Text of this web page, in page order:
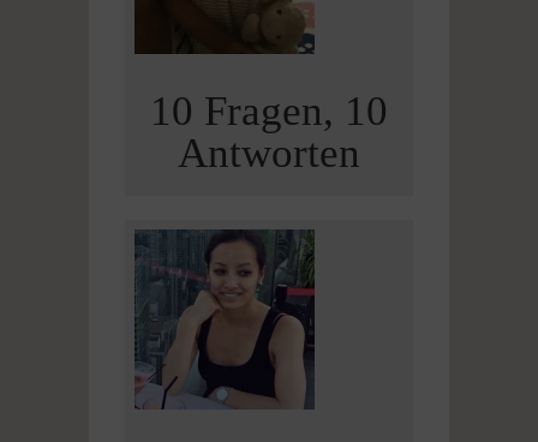
10 Fragen, 10
Antworten